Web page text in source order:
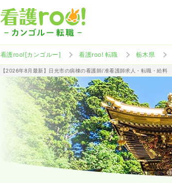
看護roo![カンゴルー] 看護roo! 転職 栃木県
【2026年8月最新】日光市の病棟の看護師/准看護師求人・転職・給料